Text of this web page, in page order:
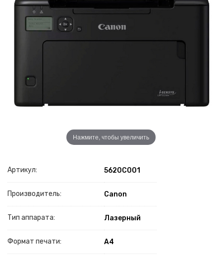
Нажмите, чтобы увеличить
Артикул: 5620C001
Производитель: Canon
Тип аппарата: Лазерный
Формат печати: A4